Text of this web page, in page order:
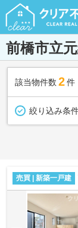
前橋市立
該当物件数 2件
絞り込み条件
売買 | 新築一戸建